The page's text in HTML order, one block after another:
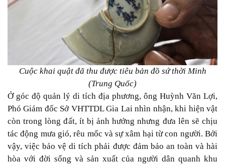
Cuộc khai quật đã thu được tiêu bản đồ sứ thời Minh
(Trung Quốc)
Ở góc độ quản lý di tích địa phương, ông Huỳnh Văn Lợi,
Phó Giám đốc Sở VHTTDL Gia Lai nhìn nhận, khi hiện vật
còn trong lòng đất, ít bị ảnh hưởng nhưng đưa lên sẽ chịu
tác động mưa gió, rêu mốc và sự xâm hại từ con người. Bởi
vậy, việc bảo vệ di tích phải được đảm bảo an toàn và hài
hòa với đời sống và sản xuất của người dân quanh khu